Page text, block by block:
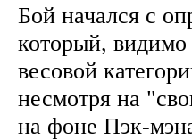
Бой начался с
который, видимо
весовой
несмотря на
на фоне Пэк-